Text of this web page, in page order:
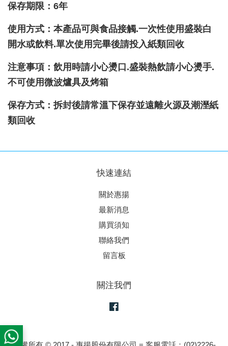
保存期限：6年
使用方式：本產品可與食品接觸.一次性使用盛裝白
開水或飲料.單次使用完畢後請投入紙類回收
注意事項：飲用時請小心燙口.盛裝熱飲請小心燙手.
不可使用微波爐具及烤箱
保存方式：拆封後請常溫下保存並遠離火源及潮溼紙
類回收
快速連結
關於惠揚
最新消息
購買須知
聯絡我們
留言板
關注我們